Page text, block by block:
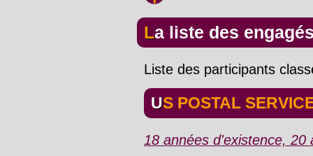
La liste des
Liste des participants
US POSTAL
18 années d'existence, 20